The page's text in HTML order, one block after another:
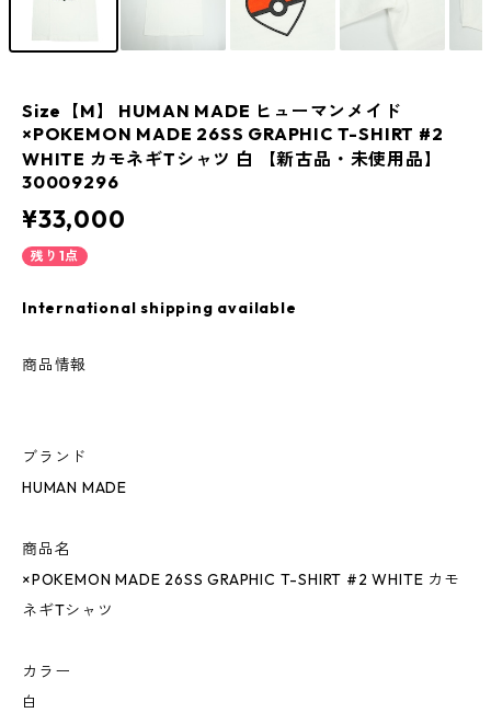
Size【M】 HUMAN MADE ヒューマンメイド
×POKEMON MADE 26SS GRAPHIC T-SHIRT #2
WHITE カモネギTシャツ 白 【新古品・未使用品】
30009296
¥33,000
残り1点
International shipping available
商品情報
ブランド
HUMAN MADE
商品名
×POKEMON MADE 26SS GRAPHIC T-SHIRT #2 WHITE カモ
ネギTシャツ
カラー
白